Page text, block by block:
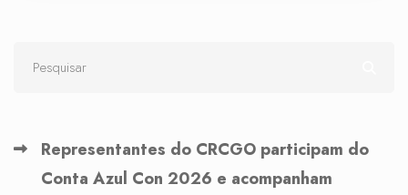
Representantes do CRCGO participam do
Conta Azul Con 2026 e acompanham